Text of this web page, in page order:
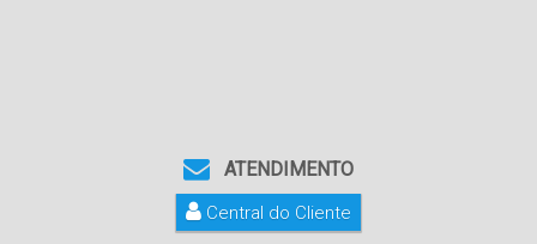
ATENDIMENTO
Central do Cliente